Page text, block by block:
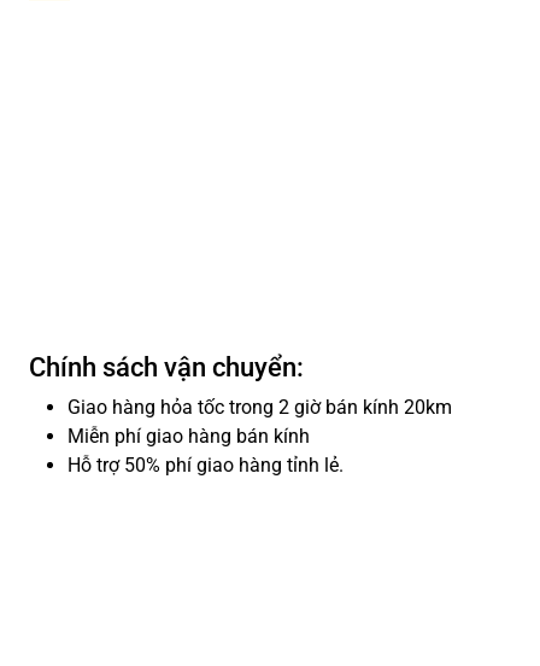
Chính sách vận chuyển:
Giao hàng hỏa tốc trong 2 giờ bán kính 20km
Miễn phí giao hàng bán kính
Hỗ trợ 50% phí giao hàng tỉnh lẻ.